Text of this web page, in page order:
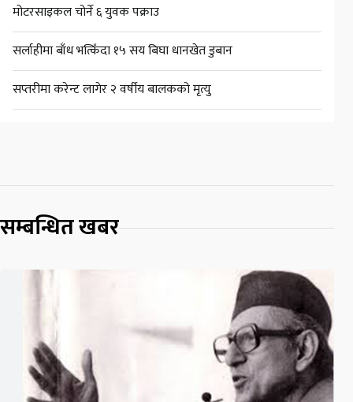
मोटरसाइकल चोर्ने ६ युवक पक्राउ
सर्लाहीमा बाँध भत्किँदा १५ सय बिघा धानखेत डुबान
सप्तरीमा करेन्ट लागेर २ वर्षीय बालकको मृत्यु
सम्बन्धित खबर